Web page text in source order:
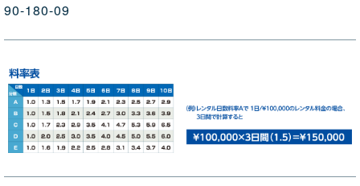
90-180-09